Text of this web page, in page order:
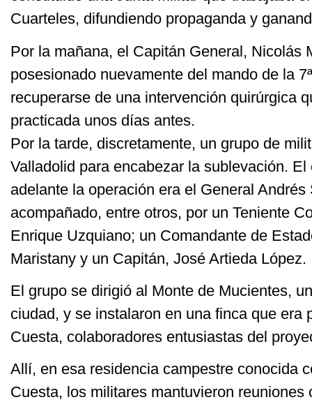
Cuarteles, difundiendo propaganda y
Por la mañana, el Capitán General, Nicolás
posesionado nuevamente del mando de la
recuperarse de una intervención quirúrgica
practicada unos días antes.
Por la tarde, discretamente, un grupo de
Valladolid para encabezar la sublevación.
adelante la operación era el General Andrés
acompañado, entre otros, por un Teniente
Enrique Uzquiano; un Comandante de
Maristany y un Capitán, José Artieda López.
El grupo se dirigió al Monte de Mucientes,
ciudad, y se instalaron en una finca que era
Cuesta, colaboradores entusiastas del
Allí, en esa residencia campestre conocida
Cuesta, los militares mantuvieron reuniones